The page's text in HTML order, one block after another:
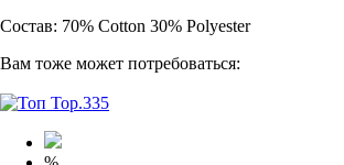
Состав: 70% Cotton 30% Polyester
Вам тоже может потребоваться: